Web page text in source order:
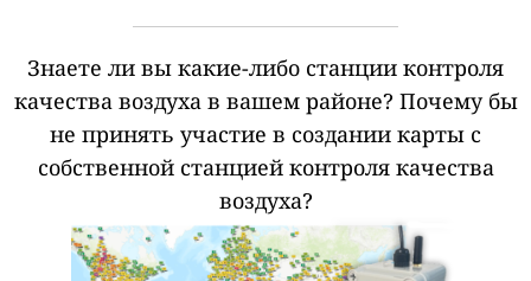
Знаете ли вы какие-либо станции контроля
качества воздуха в вашем районе? Почему бы
не принять участие в создании карты с
собственной станцией контроля качества
воздуха?